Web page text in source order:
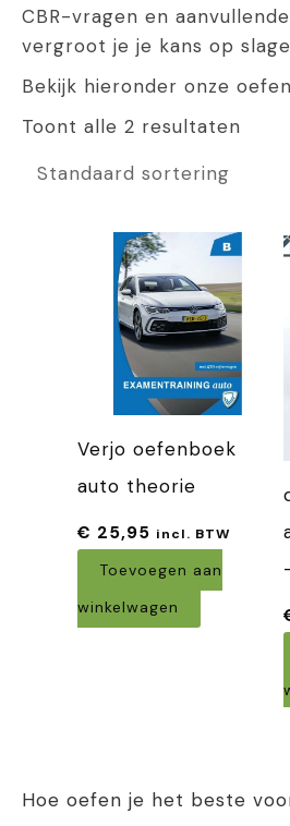
CBR-vragen en
vergroot je je kans op
Bekijk hieronder onze
Toont alle 2 resultaten
Verjo oefenboek
auto theorie
€ 25,95 incl. BTW
Toevoegen aan
winkelwagen
Hoe oefen je het beste